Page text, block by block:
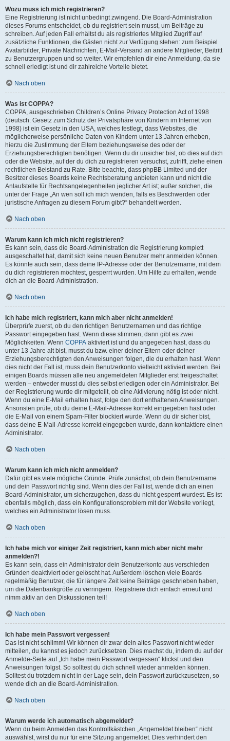
Wozu muss ich mich registrieren?
Eine Registrierung ist nicht unbedingt zwingend. Die Board-Administration
dieses Forums entscheidet, ob du registriert sein musst, um Beiträge zu
schreiben. Auf jeden Fall erhältst du als registriertes Mitglied Zugriff auf
zusätzliche Funktionen, die Gästen nicht zur Verfügung stehen: zum Beispiel
Avatarbilder, Private Nachrichten, E-Mail-Versand an andere Mitglieder, Beitritt
zu Benutzergruppen und so weiter. Wir empfehlen dir eine Anmeldung, da sie
schnell erledigt ist und dir zahlreiche Vorteile bietet.
Nach oben
Was ist COPPA?
COPPA, ausgeschrieben Children’s Online Privacy Protection Act of 1998
(deutsch: Gesetz zum Schutz der Privatsphäre von Kindern im Internet von
1998) ist ein Gesetz in den USA, welches festlegt, dass Websites, die
möglicherweise persönliche Daten von Kindern unter 13 Jahren erheben,
hierzu die Zustimmung der Eltern beziehungsweise des oder der
Erziehungsberechtigten benötigen. Wenn du dir unsicher bist, ob dies auf dich
oder die Website, auf der du dich zu registrieren versuchst, zutrifft, ziehe einen
rechtlichen Beistand zu Rate. Bitte beachte, dass phpBB Limited und der
Besitzer dieses Boards keine Rechtsberatung anbieten kann und nicht die
Anlaufstelle für Rechtsangelegenheiten jeglicher Art ist; außer solchen, die
unter der Frage „An wen soll ich mich wenden, falls es Beschwerden oder
juristische Anfragen zu diesem Forum gibt?“ behandelt werden.
Nach oben
Warum kann ich mich nicht registrieren?
Es kann sein, dass die Board-Administration die Registrierung komplett
ausgeschaltet hat, damit sich keine neuen Benutzer mehr anmelden können.
Es könnte auch sein, dass deine IP-Adresse oder der Benutzername, mit dem
du dich registrieren möchtest, gesperrt wurden. Um Hilfe zu erhalten, wende
dich an die Board-Administration.
Nach oben
Ich habe mich registriert, kann mich aber nicht anmelden!
Überprüfe zuerst, ob du den richtigen Benutzernamen und das richtige
Passwort eingegeben hast. Wenn diese stimmen, dann gibt es zwei
Möglichkeiten. Wenn COPPA aktiviert ist und du angegeben hast, dass du
unter 13 Jahre alt bist, musst du bzw. einer deiner Eltern oder deiner
Erziehungsberechtigten den Anweisungen folgen, die du erhalten hast. Wenn
dies nicht der Fall ist, muss dein Benutzerkonto vielleicht aktiviert werden. Bei
einigen Boards müssen alle neu angemeldeten Mitglieder erst freigeschaltet
werden – entweder musst du dies selbst erledigen oder ein Administrator. Bei
der Registrierung wurde dir mitgeteilt, ob eine Aktivierung nötig ist oder nicht.
Wenn du eine E-Mail erhalten hast, folge den dort enthaltenen Anweisungen.
Ansonsten prüfe, ob du deine E-Mail-Adresse korrekt eingegeben hast oder
die E-Mail von einem Spam-Filter blockiert wurde. Wenn du dir sicher bist,
dass deine E-Mail-Adresse korrekt eingegeben wurde, dann kontaktiere einen
Administrator.
Nach oben
Warum kann ich mich nicht anmelden?
Dafür gibt es viele mögliche Gründe. Prüfe zunächst, ob dein Benutzername
und dein Passwort richtig sind. Wenn dies der Fall ist, wende dich an einen
Board-Administrator, um sicherzugehen, dass du nicht gesperrt wurdest. Es ist
ebenfalls möglich, dass ein Konfigurationsproblem mit der Website vorliegt,
welches ein Administrator lösen muss.
Nach oben
Ich habe mich vor einiger Zeit registriert, kann mich aber nicht mehr
anmelden?!
Es kann sein, dass ein Administrator dein Benutzerkonto aus verschieden
Gründen deaktiviert oder gelöscht hat. Außerdem löschen viele Boards
regelmäßig Benutzer, die für längere Zeit keine Beiträge geschrieben haben,
um die Datenbankgröße zu verringern. Registriere dich einfach erneut und
nimm aktiv an den Diskussionen teil!
Nach oben
Ich habe mein Passwort vergessen!
Das ist nicht schlimm! Wir können dir zwar dein altes Passwort nicht wieder
mitteilen, du kannst es jedoch zurücksetzen. Dies machst du, indem du auf der
Anmelde-Seite auf „Ich habe mein Passwort vergessen“ klickst und den
Anweisungen folgst. So solltest du dich schnell wieder anmelden können.
Solltest du trotzdem nicht in der Lage sein, dein Passwort zurückzusetzen, so
wende dich an die Board-Administration.
Nach oben
Warum werde ich automatisch abgemeldet?
Wenn du beim Anmelden das Kontrollkästchen „Angemeldet bleiben“ nicht
auswählst, wirst du nur für eine Sitzung angemeldet. Dies verhindert den